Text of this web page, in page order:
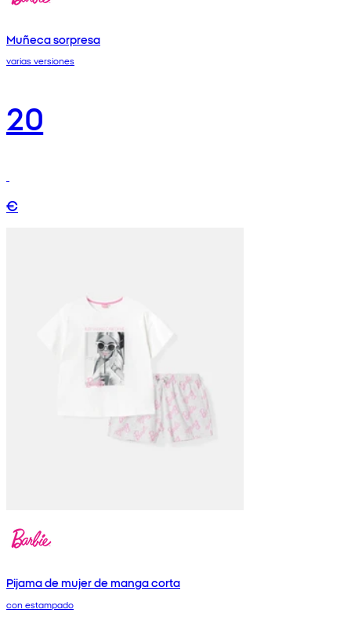
Muñeca sorpresa
varias versiones
20
€
Pijama de mujer de manga corta
con estampado